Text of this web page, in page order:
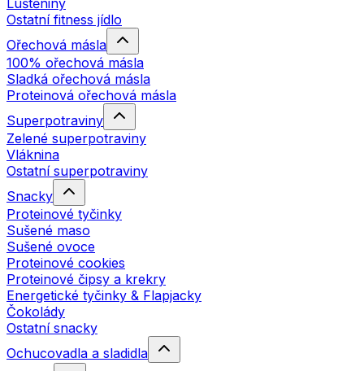
Luštěniny
Ostatní fitness jídlo
Ořechová másla
100% ořechová másla
Sladká ořechová másla
Proteinová ořechová másla
Superpotraviny
Zelené superpotraviny
Vláknina
Ostatní superpotraviny
Snacky
Proteinové tyčinky
Sušené maso
Sušené ovoce
Proteinové cookies
Proteinové čipsy a krekry
Energetické tyčinky & Flapjacky
Čokolády
Ostatní snacky
Ochucovadla a sladidla